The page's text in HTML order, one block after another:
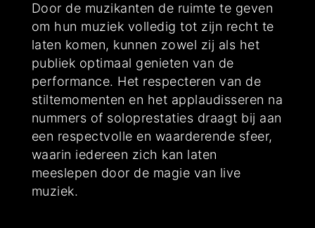
Door de muzikanten de ruimte te geven
om hun muziek volledig tot zijn recht te
laten komen, kunnen zowel zij als het
publiek optimaal genieten van de
performance. Het respecteren van de
stiltemomenten en het applaudisseren na
nummers of soloprestaties draagt bij aan
een respectvolle en waarderende sfeer,
waarin iedereen zich kan laten
meeslepen door de magie van live
muziek.